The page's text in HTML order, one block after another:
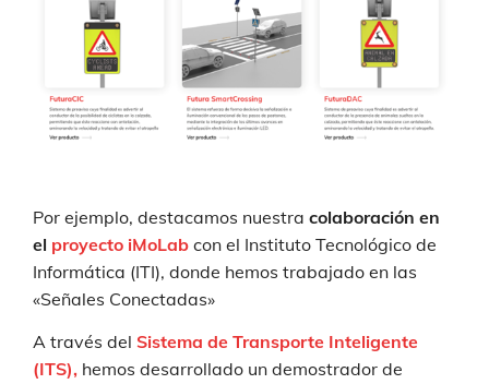
Por ejemplo, destacamos nuestra colaboración en
el proyecto iMoLab con el Instituto Tecnológico de
Informática (ITI), donde hemos trabajado en las
«Señales Conectadas»
A través del Sistema de Transporte Inteligente
(ITS), hemos desarrollado un demostrador de